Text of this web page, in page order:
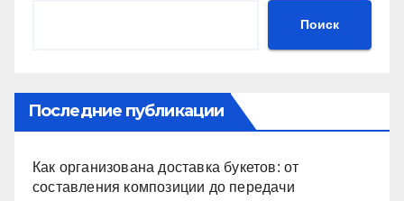
Поиск
Последние публикации
Как организована доставка букетов: от
составления композиции до передачи